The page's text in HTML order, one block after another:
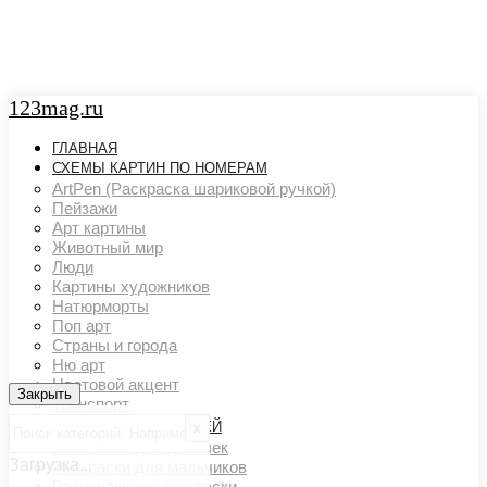
123mag.ru
ГЛАВНАЯ
СХЕМЫ КАРТИН ПО НОМЕРАМ
ArtPen (Раскраска шариковой ручкой)
Пейзажи
Арт картины
Животный мир
Люди
Картины художников
Натюрморты
Поп арт
Страны и города
Ню арт
Цветовой акцент
Транспорт
РАСКРАСКИ ДЛЯ ДЕТЕЙ
Раскраски для девочек
Раскраски для мальчиков
Закрыть
Закрыть
Загрузка...